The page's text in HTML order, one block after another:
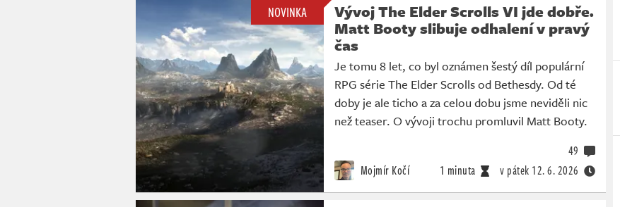
NOVINKA
Vývoj The Elder Scrolls VI jde dobře.
Matt Booty slibuje odhalení v pravý
čas
Je tomu 8 let, co byl oznámen šestý díl populární
RPG série The Elder Scrolls od Bethesdy. Od té
doby je ale ticho a za celou dobu jsme neviděli nic
než teaser. O vývoji trochu promluvil Matt Booty.
Mojmír Kočí 1 minuta v pátek 12. 6. 2026
49